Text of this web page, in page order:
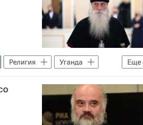
Еще
Религия
Уганда
Федеральное агентство по делам Содружества Независимых Государств, соотечественников, проживающих за рубежом, и по международному гуманитарному сотрудничеству (Россотрудничество)